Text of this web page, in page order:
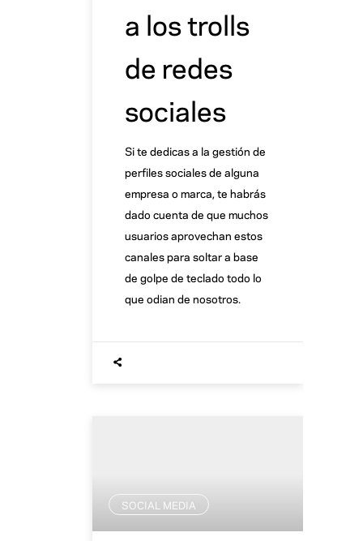
a los trolls
de redes
sociales
Si te dedicas a la gestión de
perfiles sociales de alguna
empresa o marca, te habrás
dado cuenta de que muchos
usuarios aprovechan estos
canales para soltar a base
de golpe de teclado todo lo
que odian de nosotros.
SOCIAL MEDIA